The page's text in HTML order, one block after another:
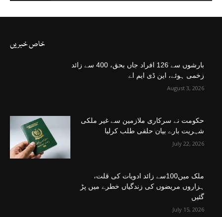
خاص خبریں
بارشوں سے 126 افراد جاں بحق، 400 سے زائد
زخمی ہوئے، این ڈی ایم اے
August 3, 2026
حکومت نے سرکاری ملازمین سے غیر ملکی
شہریت بارے بیان حلفی طلب کرلیا
July 22, 2026
ملک میں100سے زائد ادویات کی قلت،
ہزاروں مریضوں کی زندگیاں خطرے میں پڑ
گئیں
July 15, 2026